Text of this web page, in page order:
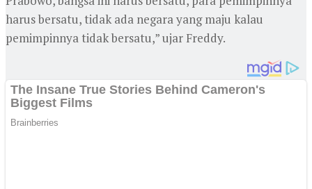
harus bersatu, tidak ada negara yang maju kalau
pemimpinnya tidak bersatu,” ujar Freddy.